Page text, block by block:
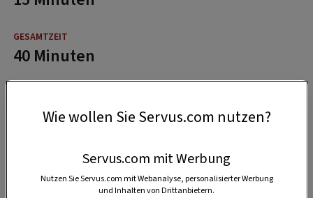
40 Minuten
Wie wollen Sie Servus.com nutzen?
Servus.com mit Werbung
Nutzen Sie Servus.com mit Webanalyse, personalisierter Werbung
und Inhalten von Drittanbietern.